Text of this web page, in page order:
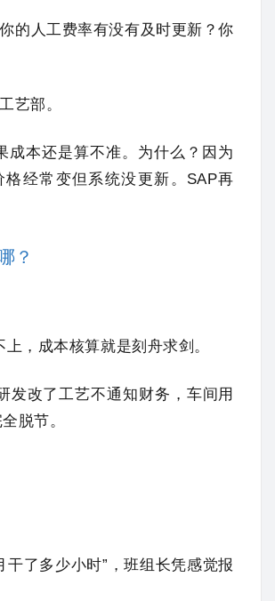
的人工费率有没有及时更新？你
艺部。
成本还是算不准。为什么？因为
经常变但系统没更新。SAP再
？
，成本核算就是刻舟求剑。
发改了工艺不通知财务，车间用
脱节。
了多少小时”，班组长凭感觉报